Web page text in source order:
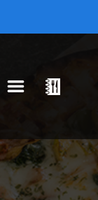
ACCUEIL
LA CARTE